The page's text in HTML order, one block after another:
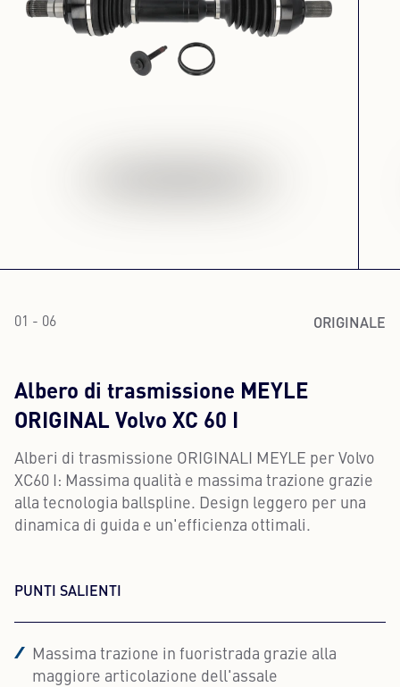
01 - 06 ORIGINALE
Albero di trasmissione MEYLE
ORIGINAL Volvo XC 60 I
Alberi di trasmissione ORIGINALI MEYLE per Volvo
XC60 I: Massima qualità e massima trazione grazie
alla tecnologia ballspline. Design leggero per una
dinamica di guida e un'efficienza ottimali.
PUNTI SALIENTI
Massima trazione in fuoristrada grazie alla
maggiore articolazione dell'assale